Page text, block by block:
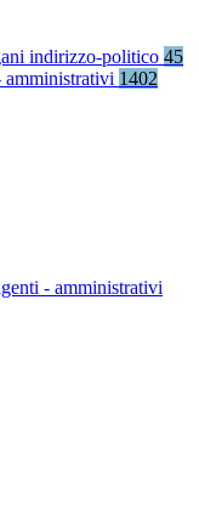
indirizzo-politico 45
1402
- amministrativi